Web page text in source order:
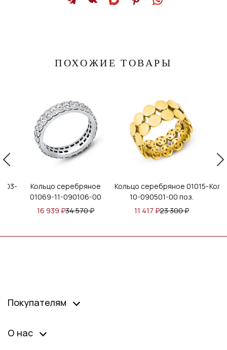
ПОХОЖИЕ ТОВАРЫ
Кольцо серебряное
01069-11-090106-00
16 939 ₽34 570₽
Кольцо серебряное 01015-
10-090501-00 поз.
11 417 ₽23 300₽
Покупателям
О нас